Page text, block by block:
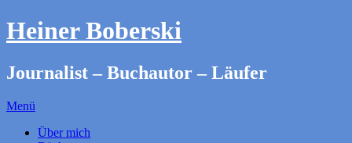
Heiner Boberski
Journalist – Buchautor – Läufer
Menü
Über mich